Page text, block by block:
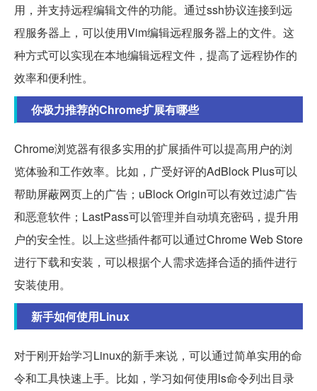
用，并支持远程编辑文件的功能。通过ssh协议连接到远
程服务器上，可以使用Vim编辑远程服务器上的文件。这
种方式可以实现在本地编辑远程文件，提高了远程协作的
效率和便利性。
你极力推荐的Chrome扩展有哪些
Chrome浏览器有很多实用的扩展插件可以提高用户的浏
览体验和工作效率。比如，广受好评的AdBlock Plus可以
帮助屏蔽网页上的广告；uBlock Origin可以有效过滤广告
和恶意软件；LastPass可以管理并自动填充密码，提升用
户的安全性。以上这些插件都可以通过Chrome Web Store
进行下载和安装，可以根据个人需求选择合适的插件进行
安装使用。
新手如何使用Linux
对于刚开始学习Linux的新手来说，可以通过简单实用的命
令和工具快速上手。比如，学习如何使用ls命令列出目录